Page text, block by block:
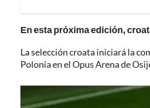
En esta próxima edición,
La selección croata iniciará la
Polonia en el Opus Arena de